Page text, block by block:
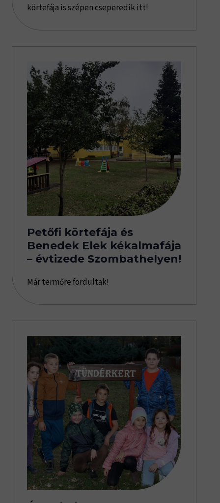
körtefája is szépen cseperedik itt!
Petőfi körtefája és
Benedek Elek kékalmafája
– évtizede Szombathelyen!
Már termőre fordultak!